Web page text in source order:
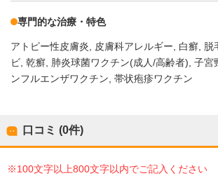
専門的な治療・特色
アトピー性皮膚炎 皮膚科アレルギー 白癬 脱
ビ 乾癬 肺炎球菌ワクチン(成人/高齢者) 子宮
ンフルエンザワクチン 帯状疱疹ワクチン
口コミ (0件)
※100文字以上800文字以内でご記入ください